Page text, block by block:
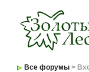
Все форумы >